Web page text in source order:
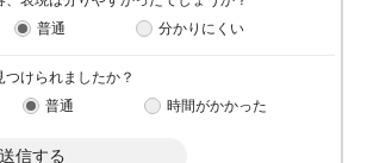
普通 分かりにくい
けられましたか？
普通 時間がかかった